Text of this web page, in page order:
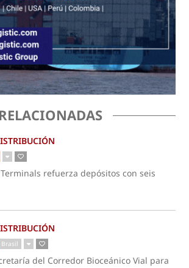
refuerza depósitos con seis
Brasil
del Corredor Bioceánico Vial para